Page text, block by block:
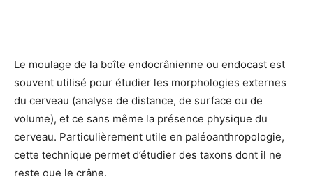
Le moulage de la boîte endocrânienne ou endocast est
souvent utilisé pour étudier les morphologies externes
du cerveau (analyse de distance, de surface ou de
volume), et ce sans même la présence physique du
cerveau. Particulièrement utile en paléoanthropologie,
cette technique permet d’étudier des taxons dont il ne
reste que le crâne.